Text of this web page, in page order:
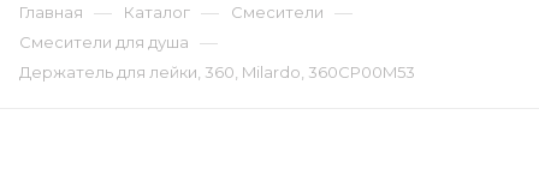
Главная — Каталог — Смесители —
Смесители для душа —
Держатель для лейки, 360, Milardo, 360CP00M53